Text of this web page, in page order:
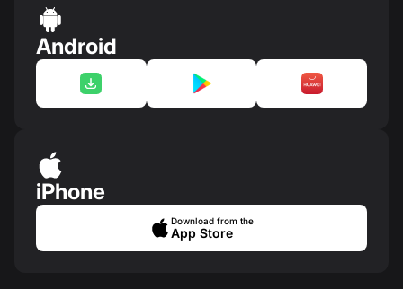
Android
iPhone
Download from the
App Store